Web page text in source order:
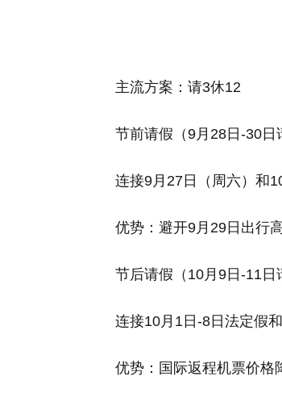
主流方案：请3休12
节前请假（9月28日-30日
连接9月27日（周六）和
优势：避开9月29日出行
节后请假（10月9日-11日
连接10月1日-8日法定假
优势：国际返程机票价格